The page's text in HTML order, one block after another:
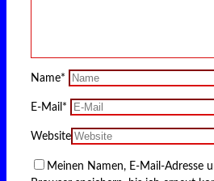
Name*
E-Mail *
Website
Meinen Namen, E-Mail-Adresse